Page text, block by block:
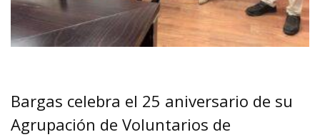
Bargas celebra el 25 aniversario de su
Agrupación de Voluntarios de